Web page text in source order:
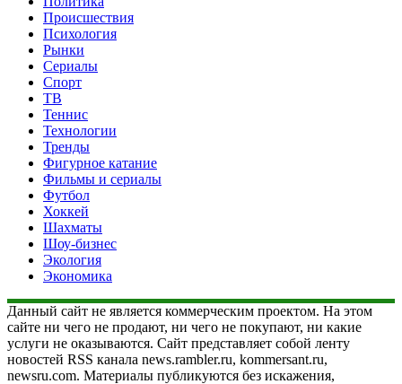
Происшествия
Психология
Рынки
Сериалы
Спорт
ТВ
Теннис
Технологии
Тренды
Фигурное катание
Фильмы и сериалы
Футбол
Хоккей
Шахматы
Шоу-бизнес
Экология
Экономика
Данный сайт не является коммерческим проектом. На этом
сайте ни чего не продают, ни чего не покупают, ни какие
услуги не оказываются. Сайт представляет собой ленту
новостей RSS канала news.rambler.ru, kommersant.ru,
newsru.com. Материалы публикуются без искажения,